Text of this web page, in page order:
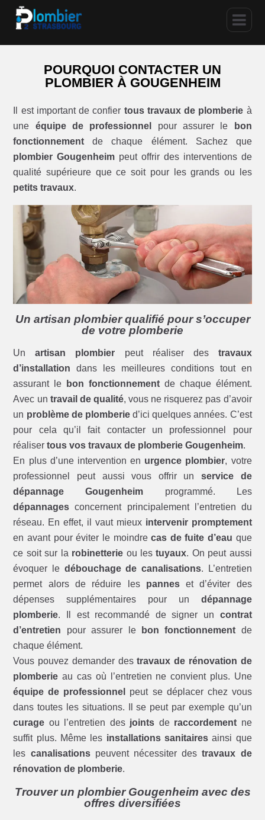
POURQUOI CONTACTER UN
PLOMBIER À GOUGENHEIM
Il est important de confier tous travaux de plomberie à
une équipe de professionnel pour assurer le
bon
fonctionnement de chaque élément. Sachez que
plombier Gougenheim peut offrir des interventions de
qualité supérieure que ce soit pour les grands ou les
petits travaux.
Un artisan plombier qualifié pour s’occuper
de votre plomberie
Unartisan plombier peut réaliser des travaux
d’installation dans les meilleures conditions tout en
assurant le
bon fonctionnement de chaque élément.
Avec un travail de qualité, vous ne risquerez pas d’avoir
un problème de plomberied’ici quelques années. C’est
pour cela qu’il fait contacter un professionnel pour
réalisertous vos travaux de plomberie Gougenheim.
En plus d’une intervention en urgence plombier, votre
professionnel peut aussi vous offrir un service de
dépannage Gougenheim programmé. Les
dépannages concernent principalement l’entretien du
réseau. En effet, il vaut mieux intervenir promptement
en avant pour éviter le moindrecas de fuite d’eau que
ce soit sur la robinetterie ou lestuyaux. On peut aussi
évoquer le débouchage de canalisations. L’entretien
permet alors de réduire les panneset d’éviter des
dépenses supplémentaires pour un dépannage
plomberie. Il est recommandé de signer un contrat
d’entretien pour assurer le bon fonctionnement de
chaque élément.
Vous pouvez demander destravaux de rénovation de
plomberie au cas où l’entretien ne convient plus. Une
équipe de professionnel
peut se déplacer chez vous
dans toutes les situations. Il se peut par exemple qu’un
curage ou l’entretien des joints de raccordement ne
suffit plus. Même les installations sanitairesainsi que
les canalisationspeuvent nécessiter destravaux de
rénovation de plomberie.
Trouver un plombier Gougenheim avec des
offres diversifiées